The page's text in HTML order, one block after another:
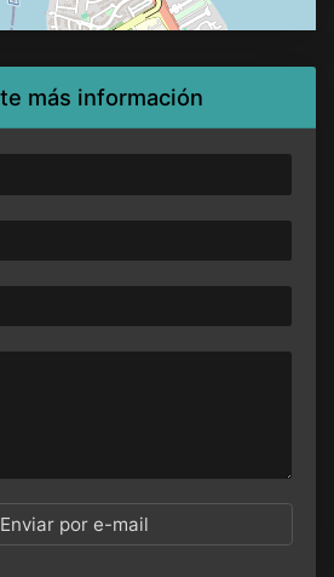
más información
por e-mail